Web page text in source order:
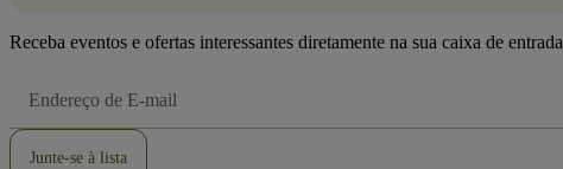
Receba eventos e ofertas interessantes diretamente na sua caixa de entrada
de
Junte-se à lista